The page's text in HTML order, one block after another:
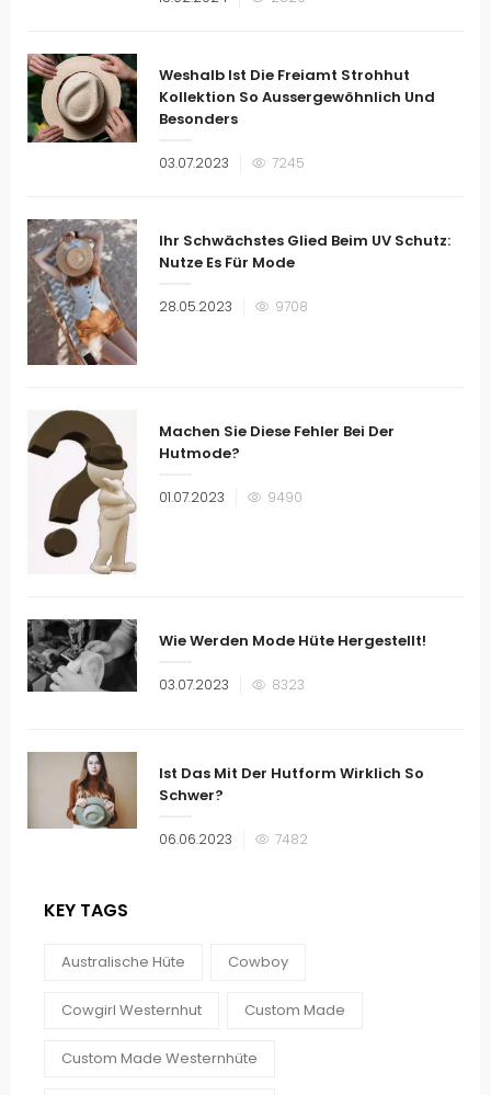
Weshalb Ist Die Freiamt Strohhut
Kollektion So Aussergewöhnlich Und
Besonders
Veröffentlicht
03.07.2023 7245
Ihr Schwächstes Glied Beim UV Schutz:
Nutze Es Für Mode
Veröffentlicht
28.05.2023 9708
Machen Sie Diese Fehler Bei Der
Hutmode?
Veröffentlicht
01.07.2023 9490
Wie Werden Mode Hüte Hergestellt!
Veröffentlicht
03.07.2023 8323
Ist Das Mit Der Hutform Wirklich So
Schwer?
Veröffentlicht
06.06.2023 7482
KEY TAGS
Australische Hüte Cowboy
Cowgirl Westernhut Custom Made
Custom Made Westernhüte